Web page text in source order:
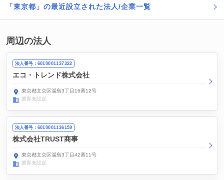
「東京都」の最近設立された法人/企業一覧
周辺の法人
法人番号：6010001137322
エコ・トレンド株式会社
東京都文京区湯島3丁目16番12号
業界未設定
法人番号：6010001136159
株式会社TRUST商事
東京都文京区湯島3丁目42番11号
業界未設定